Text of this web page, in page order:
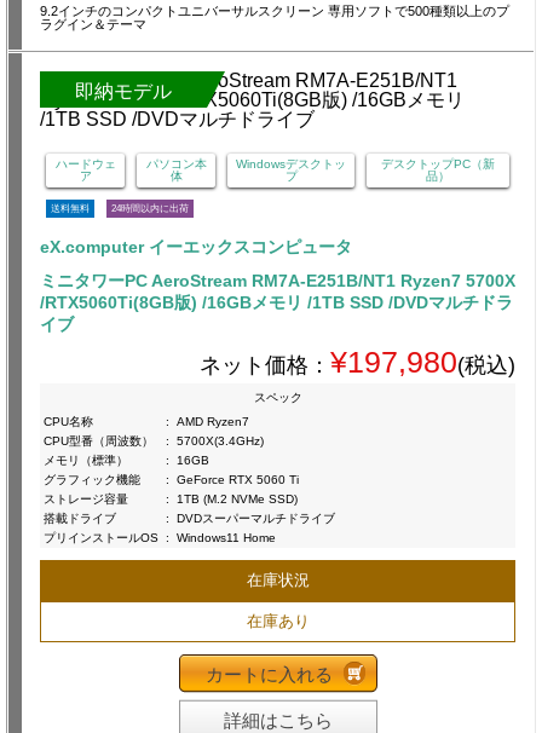
9.2インチのコンパクトユニバーサルスクリーン 専用ソフトで500種類以上のプ
ラグイン＆テーマ
即納モデル
ハードウェ
ア
パソコン本
体
Windowsデスクトッ
プ
デスクトップPC（新
品）
送料無料 24時間以内に出荷
eX.computer イーエックスコンピュータ
ミニタワーPC AeroStream RM7A-E251B/NT1 Ryzen7 5700X
/RTX5060Ti(8GB版) /16GBメモリ /1TB SSD /DVDマルチドラ
イブ
ネット価格： ¥197,980(税込)
スペック
CPU名称
:
AMD Ryzen7
CPU型番（周波数）
:
5700X(3.4GHz)
メモリ（標準）
:
16GB
グラフィック機能
:
GeForce RTX 5060 Ti
ストレージ容量
:
1TB (M.2 NVMe SSD)
搭載ドライブ
:
DVDスーパーマルチドライブ
プリインストールOS : Windows11 Home
在庫状況
在庫あり
カートに入れる
詳細はこちら